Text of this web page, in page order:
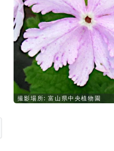
撮影場所: 富山県中央植物園